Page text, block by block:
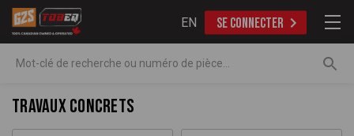
EN SE CONNECTER
Travaux concrets